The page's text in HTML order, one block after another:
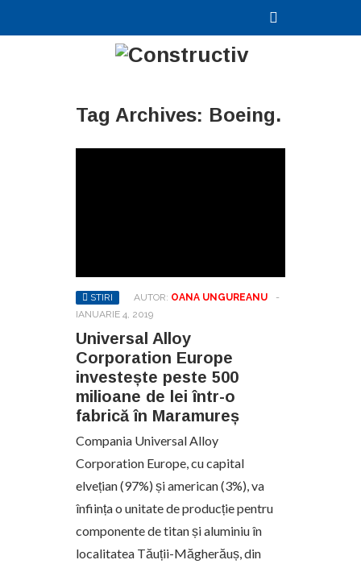
Tag Archives: Boeing.
STIRI AUTOR: OANA UNGUREANU
-
IANUARIE 4, 2019
Universal Alloy
Corporation Europe
investește peste 500
milioane de lei într-o
fabrică în Maramureș
Compania Universal Alloy
Corporation Europe, cu capital
elvețian (97%) și american (3%), va
înființa o unitate de producție pentru
componente de titan și aluminiu în
localitatea Tăuții-Măgherăuș, din